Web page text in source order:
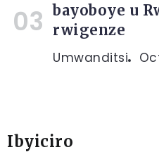
bayoboye u
rwigenze
Umwanditsi
Ibyiciro